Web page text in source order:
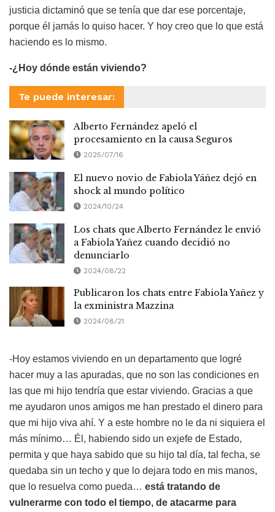
justicia dictaminó que se tenía que dar ese porcentaje,
porque él jamás lo quiso hacer. Y hoy creo que lo que está
haciendo es lo mismo.
-¿Hoy dónde están viviendo?
Te puede interesar:
Alberto Fernández apeló el
procesamiento en la causa Seguros
2025/07/16
El nuevo novio de Fabiola Yáñez dejó en
shock al mundo político
2024/10/24
Los chats que Alberto Fernández le envió
a Fabiola Yañez cuando decidió no
denunciarlo
2024/08/22
Publicaron los chats entre Fabiola Yañez y
la exministra Mazzina
2024/08/21
-Hoy estamos viviendo en un departamento que logré
hacer muy a las apuradas, que no son las condiciones en
las que mi hijo tendría que estar viviendo. Gracias a que
me ayudaron unos amigos me han prestado el dinero para
que mi hijo viva ahí. Y a este hombre no le da ni siquiera el
más mínimo… Él, habiendo sido un exjefe de Estado,
permita y que haya sabido que su hijo tal día, tal fecha, se
quedaba sin un techo y que lo dejara todo en mis manos,
que lo resuelva como pueda… está tratando de
vulnerarme con todo el tiempo, de atacarme para